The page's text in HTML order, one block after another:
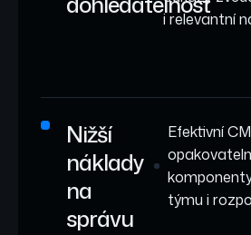
i relevantní
Nižší
náklady
na
správu
Efektivní
týmu i